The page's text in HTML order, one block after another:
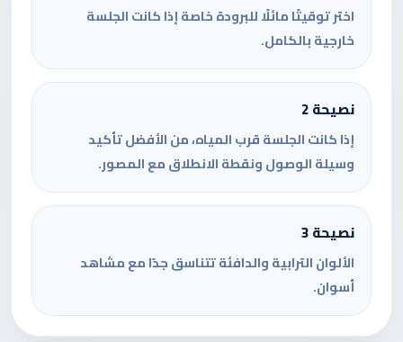
اختر توقيتًا مائلًا للبرودة خاصة إذا كانت الجلسة
خارجية بالكامل.
نصيحة 2
إذا كانت الجلسة قرب المياه، من الأفضل تأكيد
وسيلة الوصول ونقطة الانطلاق مع المصور.
نصيحة 3
الألوان الترابية والدافئة تتناسق جدًا مع مشاهد
أسوان.